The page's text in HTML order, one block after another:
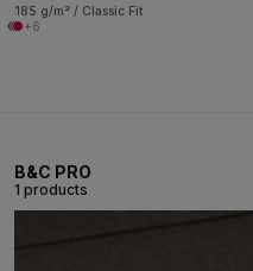
185 g/m² / Classic Fit
+6
B&C PRO
1 products